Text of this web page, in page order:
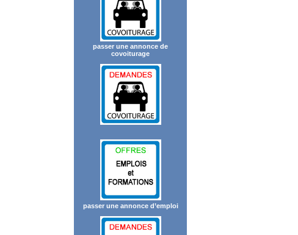
passer une annonce de
covoiturage
passer une annonce d’emploi